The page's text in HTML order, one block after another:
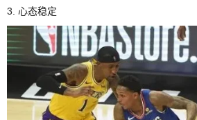
3. 心态稳定